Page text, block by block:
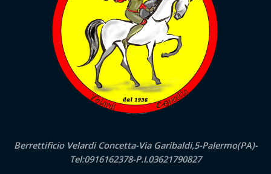
Berrettificio Velardi Concetta-Via Garibaldi,5-Palermo(PA)-
Tel:0916162378-P.I.03621790827